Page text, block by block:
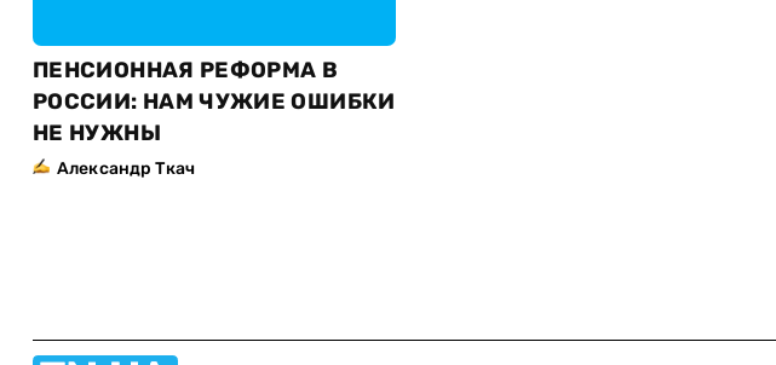
ПЕНСИОННАЯ РЕФОРМА В
РОССИИ: НАМ ЧУЖИЕ ОШИБКИ
НЕ НУЖНЫ
Александр Ткач